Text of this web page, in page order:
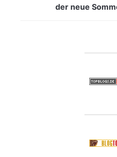
der neue